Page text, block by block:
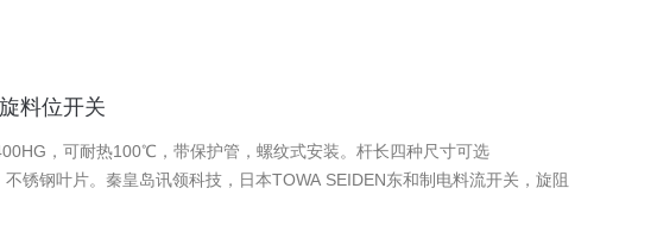
料位开关
，可耐热100℃，带保护管，螺纹式安装。杆长四种尺寸可选
锈钢叶片。秦皇岛讯领科技，日本TOWA SEIDEN东和制电料流开关，旋阻